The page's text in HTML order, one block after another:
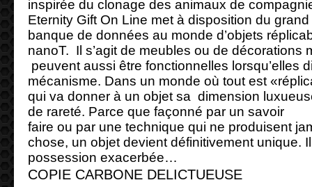
inspirée du clonage des animaux de
Eternity Gift On Line met à disposition du
banque de données au monde d’objets
nanoT. Il s’agit de meubles ou de décorations
peuvent aussi être fonctionnelles lorsqu’elles
mécanisme. Dans un monde où tout est
qui va donner à un objet sa dimension
de rareté. Parce que façonné par un savoir
faire ou par une technique qui ne produisent
chose, un objet devient définitivement unique.
possession exacerbée…
COPIE CARBONE DELICTUEUSE